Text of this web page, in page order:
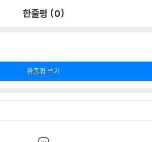
한줄평 (0)
한줄평 쓰기